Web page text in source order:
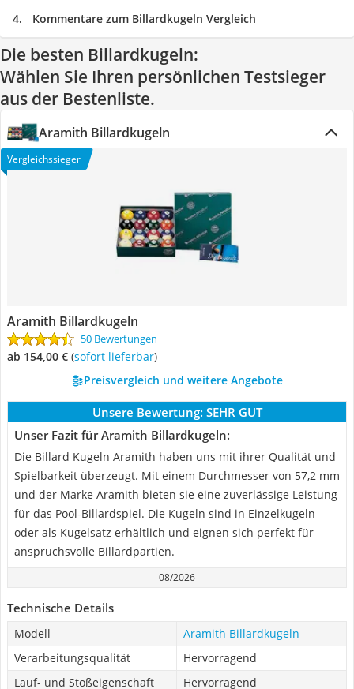
Kommentare zum Billardkugeln Vergleich
Die besten Billardkugeln:
Wählen Sie Ihren persönlichen Testsieger
aus der Bestenliste.
Aramith Billardkugeln
Vergleichssieger
Aramith Billardkugeln
50 Bewertungen
ab 154,00 € ( Sofort lieferbar)
Preisvergleich und weitere Angebote
Unsere Bewertung: SEHR GUT
Unser Fazit für Aramith Billardkugeln:
Die Billard Kugeln Aramith haben uns mit ihrer Qualität und
Spielbarkeit überzeugt. Mit einem Durchmesser von 57,2 mm
und der Marke Aramith bieten sie eine zuverlässige Leistung
für das Pool-Billardspiel. Die Kugeln sind in Einzelkugeln
oder als Kugelsatz erhältlich und eignen sich perfekt für
anspruchsvolle Billardpartien.
08/2026
Technische Details
Modell
Aramith Billardkugeln
Verarbeitungsqualität
Hervorragend
Lauf- und Stoßeigenschaft
Hervorragend